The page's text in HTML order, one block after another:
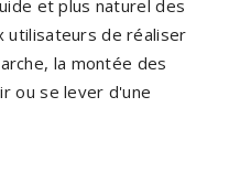
et plus naturel des
utilisateurs de réaliser
la montée des
ou se lever d'une